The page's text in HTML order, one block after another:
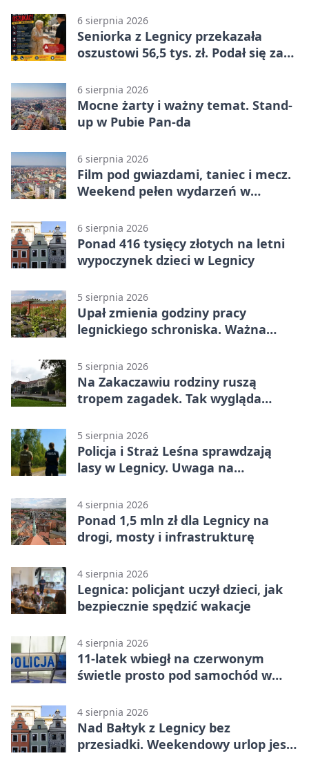
6 sierpnia 2026
Seniorka z Legnicy przekazała
oszustowi 56,5 tys. zł. Podał się za
6 sierpnia 2026
Mocne żarty i ważny temat. Stand-
up w Pubie Pan-da
6 sierpnia 2026
Film pod gwiazdami, taniec i mecz.
Weekend pełen wydarzeń w
6 sierpnia 2026
Ponad 416 tysięcy złotych na letni
wypoczynek dzieci w Legnicy
5 sierpnia 2026
Upał zmienia godziny pracy
legnickiego schroniska. Ważna
5 sierpnia 2026
Na Zakaczawiu rodziny ruszą
tropem zagadek. Tak wygląda
5 sierpnia 2026
Policja i Straż Leśna sprawdzają
lasy w Legnicy. Uwaga na
4 sierpnia 2026
Ponad 1,5 mln zł dla Legnicy na
drogi, mosty i infrastrukturę
4 sierpnia 2026
Legnica: policjant uczył dzieci, jak
bezpiecznie spędzić wakacje
4 sierpnia 2026
11-latek wbiegł na czerwonym
świetle prosto pod samochód w
4 sierpnia 2026
Nad Bałtyk z Legnicy bez
przesiadki. Weekendowy urlop jest